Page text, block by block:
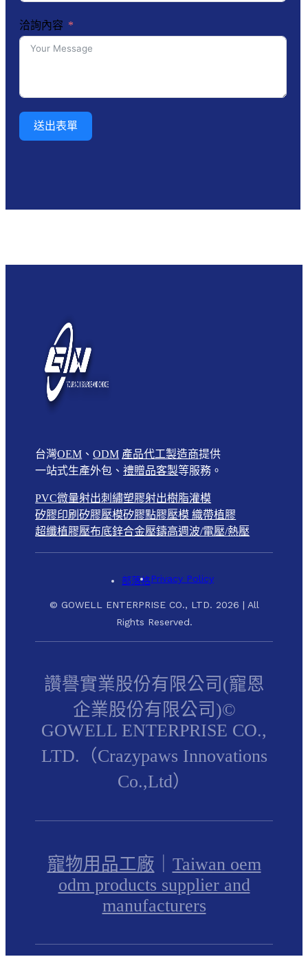
洽詢內容
送出表單
台灣OEM 、ODM 產品代工製造商提供
一站式生產外包、禮贈品客製等服務。
PVC微量射出刺繡塑膠射出樹脂灌模
矽膠印刷矽膠壓模矽膠點膠壓模 織帶植膠
超纖植膠壓布底鋅合金壓鑄高週波/電壓/熱壓
© GOWELL ENTERPRISE CO., LTD. 2026 | All
Rights Reserved.
部落格Privacy Policy
讚譽實業股份有限公司(寵恩
企業股份有限公司)©
GOWELL ENTERPRISE CO.,
LTD.（Crazypaws Innovations
Co.,Ltd）
寵物用品工廠
Taiwan oem
odm products supplier and
manufacturers